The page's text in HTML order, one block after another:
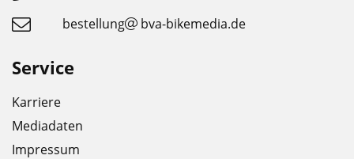
bestellung
bva-bikemedia.de
Service
Karriere
Mediadaten
Impressum